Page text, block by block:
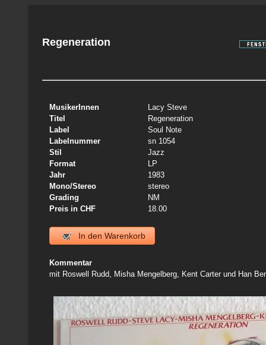
Regeneration
MusikerInnen
Lacy Steve
Titel
Regeneration
Label
Soul Note
Labelnummer
sn 1054
Stil
Jazz
Format
LP
Jahr
1983
Mono/Stereo
stereo
Grading
NM
Preis in CHF
18.00
In den Warenkorb
Kommentar
mit Roswell Rudd, Misha Mengelberg, Kent Carter und Han